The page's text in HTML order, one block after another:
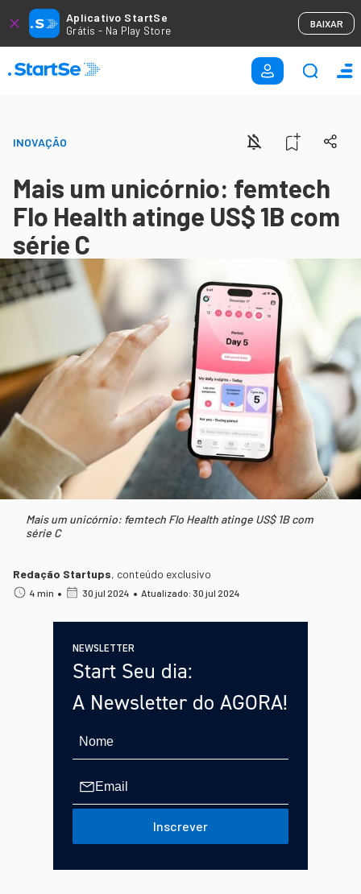
Aplicativo StartSe
Grátis - Na Play Store
BAIXAR
INOVAÇÃO
Mais um unicórnio: femtech
Flo Health atinge US$ 1B com
série C
Mais um unicórnio: femtech Flo Health atinge US$ 1B com
série C
Redação Startups, conteúdo exclusivo
4 min • 30 jul 2024 • Atualizado: 30 jul 2024
NEWSLETTER
Start Seu dia:
A Newsletter do AGORA!
Inscrever